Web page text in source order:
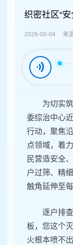
织密社区“
2026-06-04 来源
为切实
委综治中心
行动，聚焦
点领域，着
民营造安全
户过筛、精
触角延伸至
逐户排
板，您这个
火根本喷不